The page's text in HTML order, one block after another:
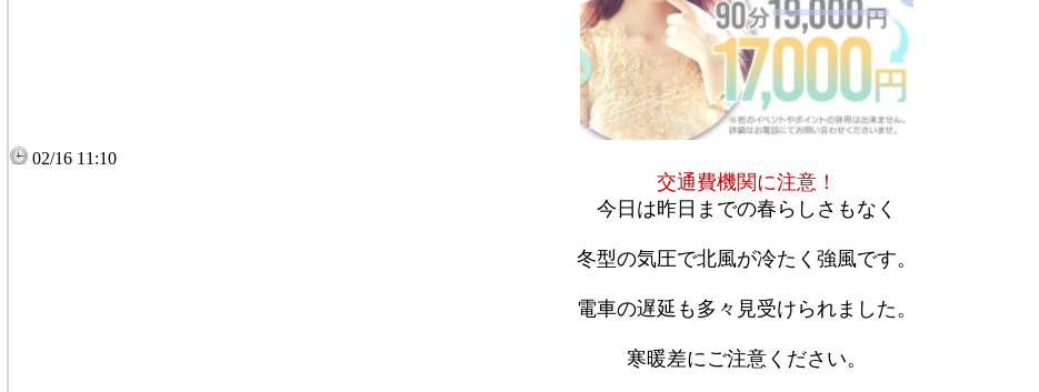
02/16 11:10
交通費機関に注意！
今日は昨日までの春らしさもなく
冬型の気圧で北風が冷たく強風です。
電車の遅延も多々見受けられました。
寒暖差にご注意ください。